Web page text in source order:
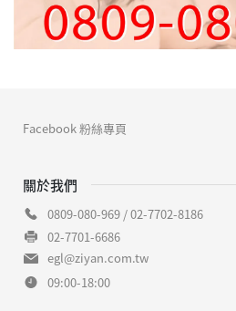
關於我們
0809-080-969 / 02-7702-8186
02-7701-6686
egl@ziyan.com.tw
09:00-18:00
Facebook 粉絲專頁